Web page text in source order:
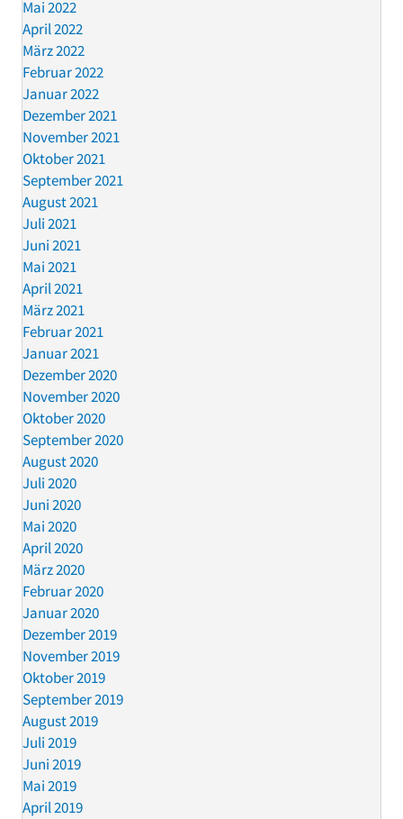
Mai 2022
April 2022
März 2022
Februar 2022
Januar 2022
Dezember 2021
November 2021
Oktober 2021
September 2021
August 2021
Juli 2021
Juni 2021
Mai 2021
April 2021
März 2021
Februar 2021
Januar 2021
Dezember 2020
November 2020
Oktober 2020
September 2020
August 2020
Juli 2020
Juni 2020
Mai 2020
April 2020
März 2020
Februar 2020
Januar 2020
Dezember 2019
November 2019
Oktober 2019
September 2019
August 2019
Juli 2019
Juni 2019
Mai 2019
April 2019